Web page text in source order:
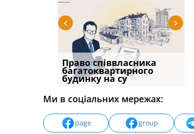
Право співвласника
багатоквартирного
будинку на су
Водії можуть отримати
компенсацію за
незаконні дії
Ми в соціальних мережах:
page group